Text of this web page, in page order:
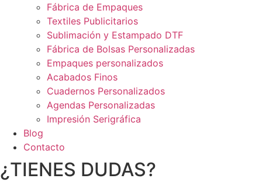
Fábrica de Empaques
Textiles Publicitarios
Sublimación y Estampado DTF​
Fábrica de Bolsas Personalizadas
Empaques personalizados
Acabados Finos
Cuadernos Personalizados
Agendas Personalizadas
Impresión Serigráfica
Blog
Contacto
¿TIENES DUDAS?